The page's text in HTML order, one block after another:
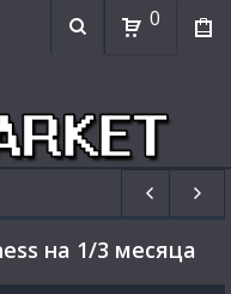
0
на 1/3 месяца